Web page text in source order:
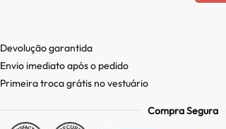
Devolução garantida
Envio imediato após o pedido
Primeira troca grátis no vestuário
Compra Segura